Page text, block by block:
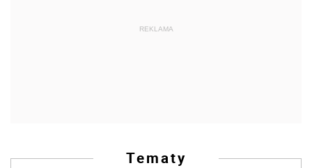
REKLAMA
Tematy